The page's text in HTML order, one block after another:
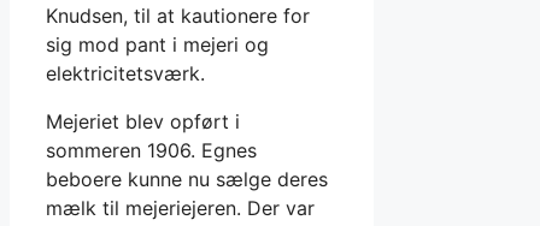
Knudsen, til at kautionere for
sig mod pant i mejeri og
elektricitetsværk.
Mejeriet blev opført i
sommeren 1906. Egnes
beboere kunne nu sælge deres
mælk til mejeriejeren. Der var